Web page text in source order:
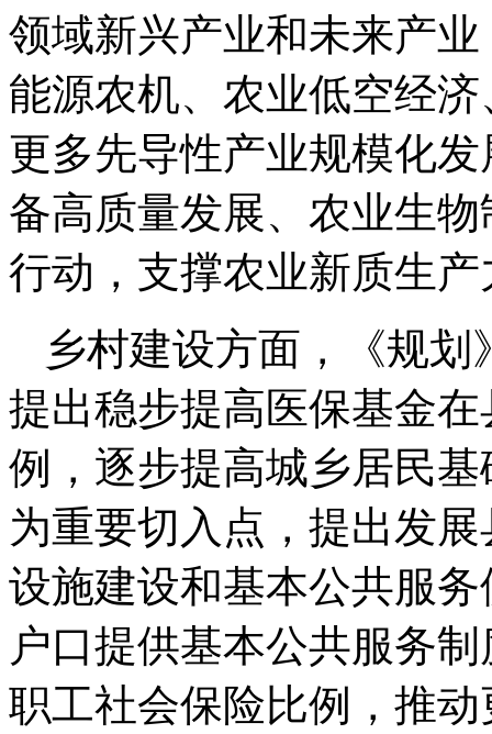
领域新兴产业和未来产
能源农机、农业低空经
更多先导性产业规模化
备高质量发展、农业生
行动，支撑农业新质生
乡村建设方面，《规
提出稳步提高医保基金
例，逐步提高城乡居民
为重要切入点，提出发
设施建设和基本公共服
户口提供基本公共服务
职工社会保险比例，推